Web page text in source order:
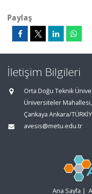
Paylaş
İletişim Bilgileri
Orta Doğu Teknik
Üniversiteler
Çankaya Ankara/
avesis@metu.edu.tr
Ana Sayfa |